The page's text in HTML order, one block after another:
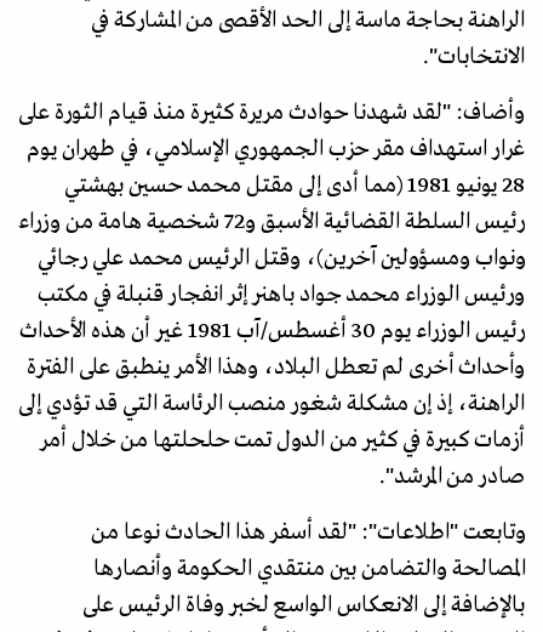
الراهنة بحاجة ماسة إلى الحد الأقصى من المشاركة في
الانتخابات".
وأضاف: "لقد شهدنا حوادث مريرة كثيرة منذ قيام الثورة على
غرار استهداف مقر حزب الجمهوري الإسلامي، في طهران يوم
28 يونيو 1981 (مما أدى إلى مقتل محمد حسين بهشتي
رئيس السلطة القضائية الأسبق و72 شخصية هامة من وزراء
ونواب ومسؤولين آخرين)، وقتل الرئيس محمد علي رجائي
ورئيس الوزراء محمد جواد باهنر إثر انفجار قنبلة في مكتب
رئيس الوزراء يوم 30 أغسطس/آب 1981 غير أن هذه الأحداث
وأحداث أخرى لم تعطل البلاد، وهذا الأمر ينطبق على الفترة
الراهنة، إذ إن مشكلة شغور منصب الرئاسة التي قد تؤدي إلى
أزمات كبيرة في كثير من الدول تمت حلحلتها من خلال أمر
صادر من المرشد".
وتابعت "اطلاعات": "لقد أسفر هذا الحادث نوعا من
المصالحة والتضامن بين منتقدي الحكومة وأنصارها
بالإضافة إلى الانعكاس الواسع لخبر وفاة الرئيس على